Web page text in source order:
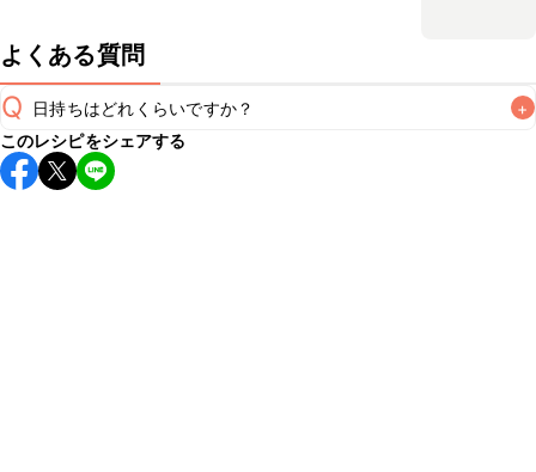
よくある質問
Q 日持ちはどれくらいですか？ +
保存期間は冷凍で1週間が目安です。なるべくお早めにお召し
上がりください。
このレシピをシェアする